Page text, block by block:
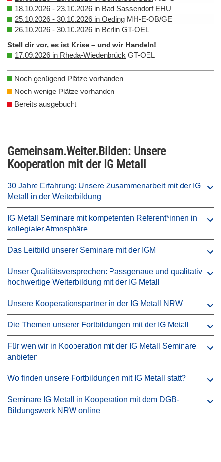
18.10.2026 - 23.10.2026 in Bad SassendorfEHU
25.10.2026 - 30.10.2026 in Oeding MH-E-OB/GE
26.10.2026 - 30.10.2026 in Berlin GT-OEL
Stell dir vor, es ist Krise – und wir Handeln!
17.09.2026 in Rheda-Wiedenbrück GT-OEL
Noch genügend Plätze vorhanden
Noch wenige Plätze vorhanden
Bereits ausgebucht
Gemeinsam.Weiter.Bilden: Unsere
Kooperation mit der IG Metall
30 Jahre Erfahrung: Unsere Zusammenarbeit mit der IG
Metall in der Weiterbildung
IG Metall Seminare mit kompetenten Referent*innen in
kollegialer Atmosphäre
Das Leitbild unserer Seminare mit der IGM
Unser Qualitätsversprechen: Passgenaue und qualitativ
hochwertige Weiterbildung mit der IG Metall
Unsere Kooperationspartner in der IG Metall NRW
Die Themen unserer Fortbildungen mit der IG Metall
Für wen wir in Kooperation mit der IG Metall Seminare
anbieten
Wo finden unsere Fortbildungen mit IG Metall statt?
Seminare IG Metall in Kooperation mit dem DGB-
Bildungswerk NRW online